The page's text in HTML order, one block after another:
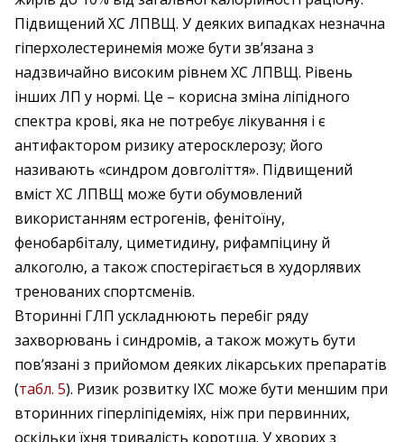
Підвищений ХС ЛПВЩ. У деяких випадках незначна
гіперхолестеринемія може бути зв’язана з
надзвичайно високим рівнем ХС ЛПВЩ. Рівень
інших ЛП у нормі. Це – корисна зміна ліпідного
спектра крові, яка не потребує лікування і є
антифактором ризику атеросклерозу; його
називають «синдром довголіття». Підвищений
вміст ХС ЛПВЩ може бути обумовлений
використанням естрогенів, фенітоїну,
фенобарбіталу, циметидину, рифампіцину й
алкоголю, а також спостерігається в худорлявих
тренованих спортсменів.
Вторинні ГЛП ускладнюють перебіг ряду
захворювань і синдромів, а також можуть бути
пов’язані з прийомом деяких лікарських препаратів
(табл. 5). Ризик розвитку ІХС може бути меншим при
вторинних гіперліпідеміях, ніж при первинних,
оскільки їхня тривалість коротша. У хворих з